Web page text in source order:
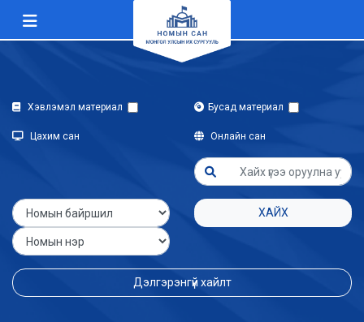
Хэвлэмэл материал Бусад материал
Цахим сан Онлайн сан
ХАЙХ
Дэлгэрэнгүй хайлт